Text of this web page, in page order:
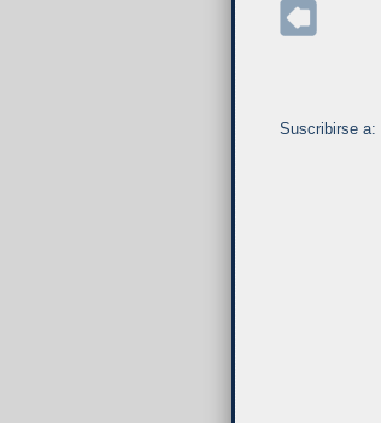
Suscribirse a: